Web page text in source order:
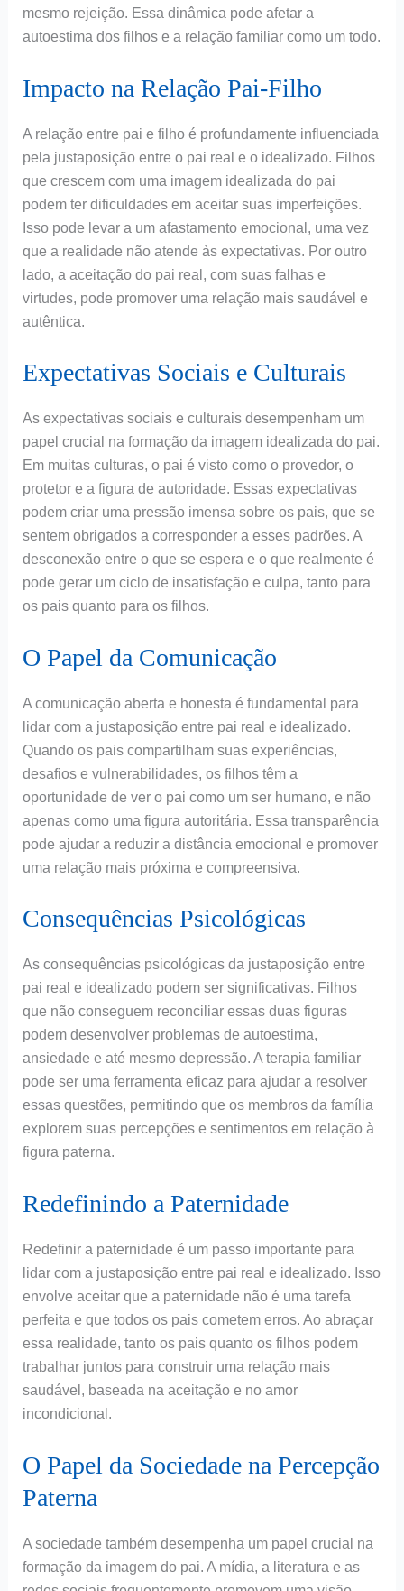
mesmo rejeição. Essa dinâmica pode afetar a
autoestima dos filhos e a relação familiar como um todo.
Impacto na Relação Pai-Filho
A relação entre pai e filho é profundamente influenciada
pela justaposição entre o pai real e o idealizado. Filhos
que crescem com uma imagem idealizada do pai
podem ter dificuldades em aceitar suas imperfeições.
Isso pode levar a um afastamento emocional, uma vez
que a realidade não atende às expectativas. Por outro
lado, a aceitação do pai real, com suas falhas e
virtudes, pode promover uma relação mais saudável e
autêntica.
Expectativas Sociais e Culturais
As expectativas sociais e culturais desempenham um
papel crucial na formação da imagem idealizada do pai.
Em muitas culturas, o pai é visto como o provedor, o
protetor e a figura de autoridade. Essas expectativas
podem criar uma pressão imensa sobre os pais, que se
sentem obrigados a corresponder a esses padrões. A
desconexão entre o que se espera e o que realmente é
pode gerar um ciclo de insatisfação e culpa, tanto para
os pais quanto para os filhos.
O Papel da Comunicação
A comunicação aberta e honesta é fundamental para
lidar com a justaposição entre pai real e idealizado.
Quando os pais compartilham suas experiências,
desafios e vulnerabilidades, os filhos têm a
oportunidade de ver o pai como um ser humano, e não
apenas como uma figura autoritária. Essa transparência
pode ajudar a reduzir a distância emocional e promover
uma relação mais próxima e compreensiva.
Consequências Psicológicas
As consequências psicológicas da justaposição entre
pai real e idealizado podem ser significativas. Filhos
que não conseguem reconciliar essas duas figuras
podem desenvolver problemas de autoestima,
ansiedade e até mesmo depressão. A terapia familiar
pode ser uma ferramenta eficaz para ajudar a resolver
essas questões, permitindo que os membros da família
explorem suas percepções e sentimentos em relação à
figura paterna.
Redefinindo a Paternidade
Redefinir a paternidade é um passo importante para
lidar com a justaposição entre pai real e idealizado. Isso
envolve aceitar que a paternidade não é uma tarefa
perfeita e que todos os pais cometem erros. Ao abraçar
essa realidade, tanto os pais quanto os filhos podem
trabalhar juntos para construir uma relação mais
saudável, baseada na aceitação e no amor
incondicional.
O Papel da Sociedade na Percepção
Paterna
A sociedade também desempenha um papel crucial na
formação da imagem do pai. A mídia, a literatura e as